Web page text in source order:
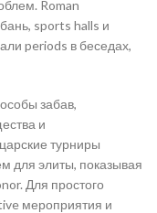
Roman
sports halls и
periods в беседах,
забав,
и
турниры
для элиты, показывая
Для простого
мероприятия и